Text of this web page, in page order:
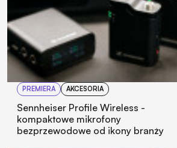
PREMIERA AKCESORIA
Sennheiser Profile Wireless -
kompaktowe mikrofony
bezprzewodowe od ikony branży